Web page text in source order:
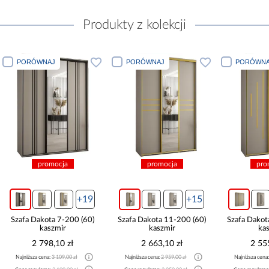
Produkty z kolekcji
PORÓWNAJ
promocja
+19
Szafa Dakota 7-200 (60)
kaszmir
2 798,10 zł
Najniższa cena:3 109,00 zł
PORÓWNAJ
promocja
+15
Szafa Dakota 11-200 (60)
kaszmir
2 663,10 zł
Najniższa cena:2 959,00 zł
Szafa
2
Najniższa